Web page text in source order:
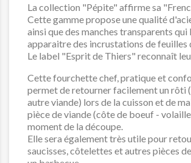
La collection "Pépite" affirme sa
Cette gamme propose une qualité
ainsi que des manches transparents qui
apparaitre des incrustations de feuilles
Le label "Esprit de Thiers" reconnaît
Cette fourchette chef, pratique et
permet de retourner facilement un rôti
autre viande) lors de la cuisson et de
pièce de viande (côte de boeuf -
moment de la découpe.
Elle sera également très utile pour
saucisses, côtelettes et autres pièces